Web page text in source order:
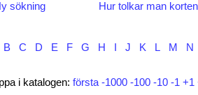
sökning Hur tolkar man
B C D E F G H J K L M N
i katalogen: första -1000 -100 -10 -1 +1